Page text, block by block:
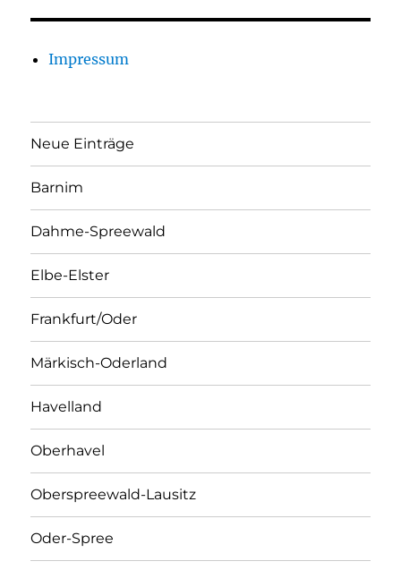
Impressum
Neue Einträge
Barnim
Dahme-Spreewald
Elbe-Elster
Frankfurt/Oder
Märkisch-Oderland
Havelland
Oberhavel
Oberspreewald-Lausitz
Oder-Spree